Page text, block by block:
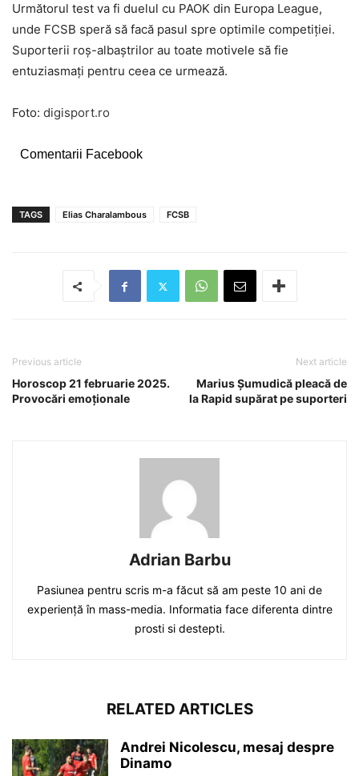
Următorul test va fi duelul cu PAOK din Europa League,
unde FCSB speră să facă pasul spre optimile competiției.
Suporterii roș-albaștrilor au toate motivele să fie
entuziasmați pentru ceea ce urmează.
Foto: digisport.ro
Comentarii Facebook
TAGS Elias Charalambous FCSB
Previous article
Horoscop 21 februarie 2025.
Provocări emoționale
Next article
Marius Șumudică pleacă de
la Rapid supărat pe suporteri
Adrian Barbu
Pasiunea pentru scris m-a făcut să am peste 10 ani de
experiență în mass-media. Informatia face diferenta dintre
prosti si destepti.
RELATED ARTICLES
Andrei Nicolescu, mesaj despre
Dinamo